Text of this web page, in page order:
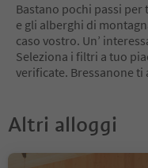
Bastano pochi passi
e gli alberghi di
caso vostro. Un’
Seleziona i filtri a tuo
verificate. Bressanone ti
Altri alloggi